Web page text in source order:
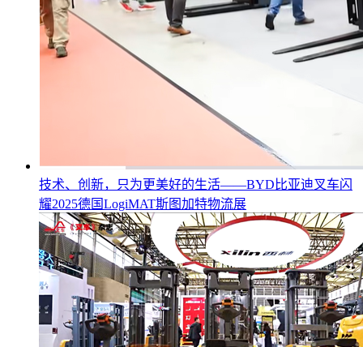
技术、创新，只为更美好的生活——BYD比亚迪叉车闪
耀2025德国LogiMAT斯图加特物流展